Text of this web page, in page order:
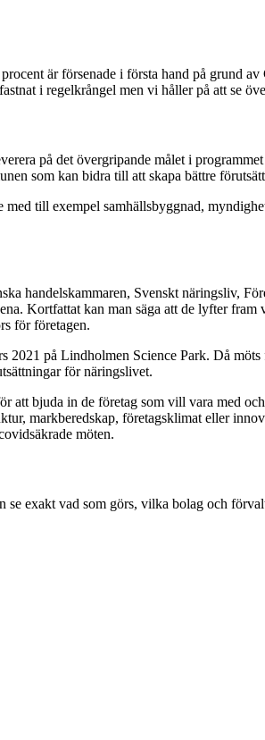
är försenade i första hand på grund
i regelkrångel men vi håller på att se
på det övergripande målet i
som kan bidra till att skapa bättre
med till exempel samhällsbyggnad,
handelskammaren, Svenskt näringsliv,
Kortfattat kan man säga att de lyfter
för företagen.
2021 på Lindholmen Science Park. Då
för näringslivet.
att bjuda in de företag som vill vara med
markberedskap, företagsklimat eller
möten.
se exakt vad som görs, vilka bolag och